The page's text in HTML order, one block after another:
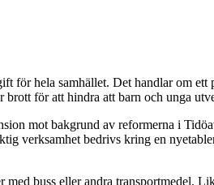
för hela samhället. Det handlar om
för att hindra att barn och unga
mot bakgrund av reformerna i
verksamhet bedrivs kring en
buss eller andra transportmedel.